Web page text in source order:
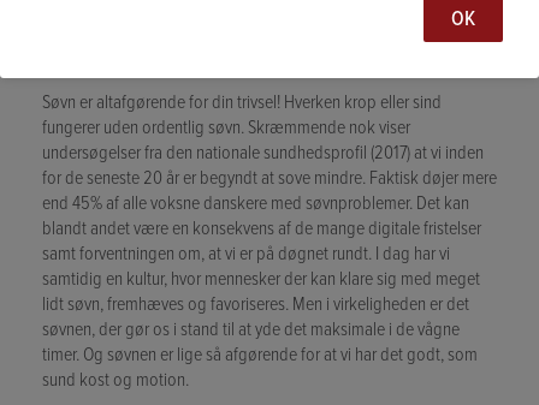
Næsten hver anden voksne dansker har
Søvn er altafgørende for din trivsel! Hverken krop eller sind
fungerer uden ordentlig søvn. Skræmmende nok viser
undersøgelser fra den nationale sundhedsprofil (2017) at vi inden
for de seneste 20 år er begyndt at sove mindre. Faktisk døjer mere
end 45% af alle voksne danskere med søvnproblemer. Det kan
blandt andet være en konsekvens af de mange digitale fristelser
samt forventningen om, at vi er på døgnet rundt. I dag har vi
samtidig en kultur, hvor mennesker der kan klare sig med meget
lidt søvn, fremhæves og favoriseres. Men i virkeligheden er det
søvnen, der gør os i stand til at yde det maksimale i de vågne
timer. Og søvnen er lige så afgørende for at vi har det godt, som
sund kost og motion.
OK